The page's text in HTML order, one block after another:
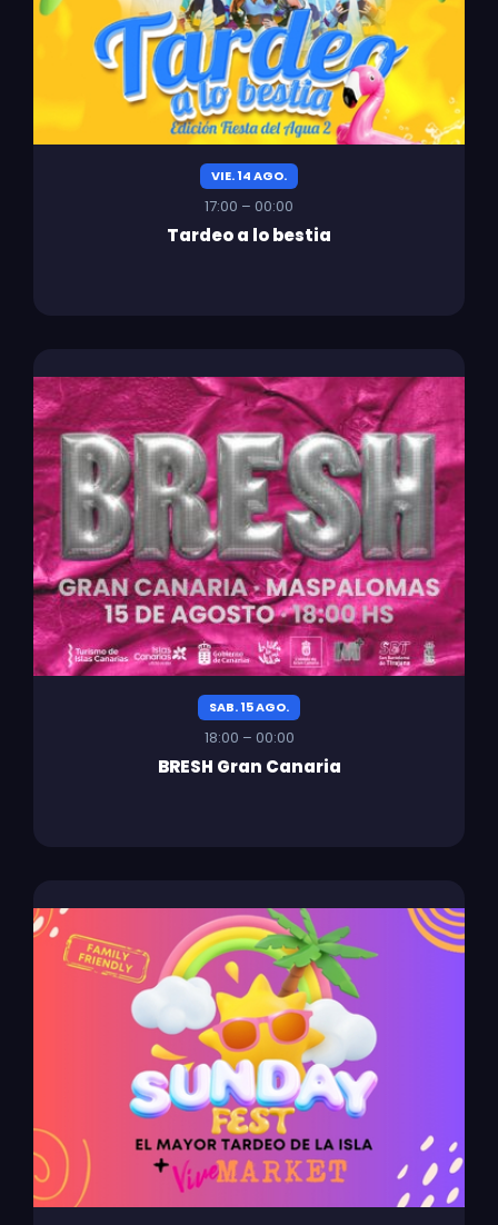
VIE. 14 AGO.
17:00 – 00:00
Tardeo a lo bestia
SAB. 15 AGO.
18:00 – 00:00
BRESH Gran Canaria